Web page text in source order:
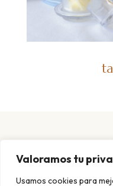
Valoramos tu
Usamos cookies para